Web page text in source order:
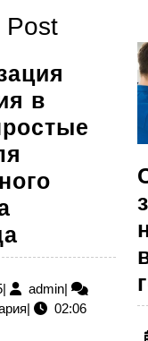
Post
в
хранения
в
доме:
26.05.2025
| adminadmin
|
| 02:06